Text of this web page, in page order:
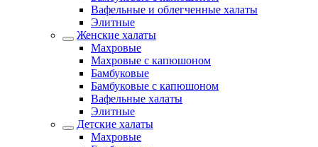
Вафельные и облегченные халаты
Элитные
Женские халаты
Махровые
Махровые с капюшоном
Бамбуковые
Бамбуковые с капюшоном
Вафельные халаты
Элитные
Детские халаты
Махровые